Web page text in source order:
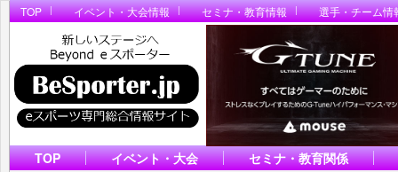
TOP イベント・大会情報 セミナ・教育情報 選手・チーム情
TOP イベント・大会
セミナ・教育関係